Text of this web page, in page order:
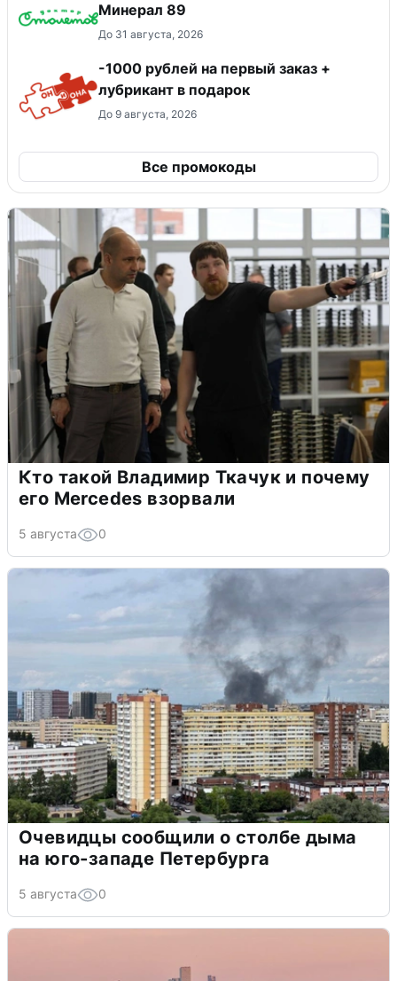
Минерал 89
До 31 августа, 2026
-1000 рублей на первый заказ +
лубрикант в подарок
До 9 августа, 2026
Все промокоды
Кто такой Владимир Ткачук и почему
его Mercedes взорвали
5 августа 0
Очевидцы сообщили о столбе дыма
на юго-западе Петербурга
5 августа 0